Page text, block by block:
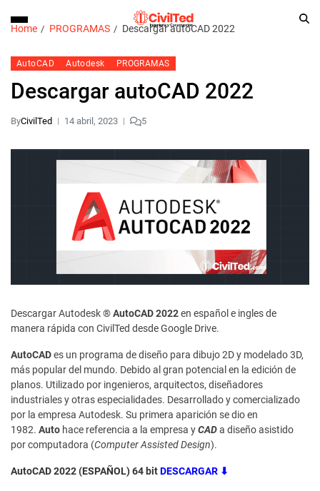
Home PROGRAMAS Descargar autoCAD 2022
AutoCAD Autodesk PROGRAMAS
Descargar autoCAD 2022
ByCivilTed 14 abril, 2023 5
Descargar Autodesk ®AutoCAD 2022en español e ingles de
manera rápida con CivilTed desde Google Drive.
AutoCADes un programa de diseño para dibujo 2D y modelado 3D,
más popular del mundo. Debido al gran potencial en la edición de
planos. Utilizado por ingenieros, arquitectos, diseñadores
industriales y otras especialidades. Desarrollado y comercializado
por la empresa Autodesk. Su primera aparición se dio en
1982. Auto hace referencia a la empresa yCADa diseño asistido
por computadora (Computer Assisted Design).
AutoCAD 2022 (ESPAÑOL) 64 bitDESCARGAR ⬇